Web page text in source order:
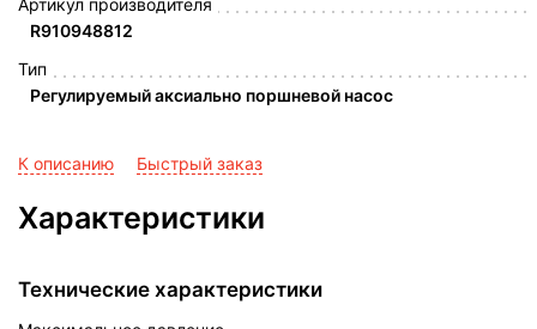
Артикул производителя
R910948812
Тип
Регулируемый аксиально поршневой насос
К описанию Быстрый заказ
Характеристики
Технические характеристики